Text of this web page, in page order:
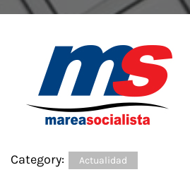
Category: Actualidad